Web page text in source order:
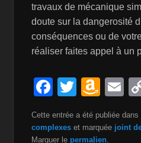
travaux de mécanique
doute sur la dangerosité
conséquences ou de
réaliser faites appel à un
F
c
T
tt
A
a
E
Cette entrée a été publiée dans
complexes et marquée joint
Marquer le permalien